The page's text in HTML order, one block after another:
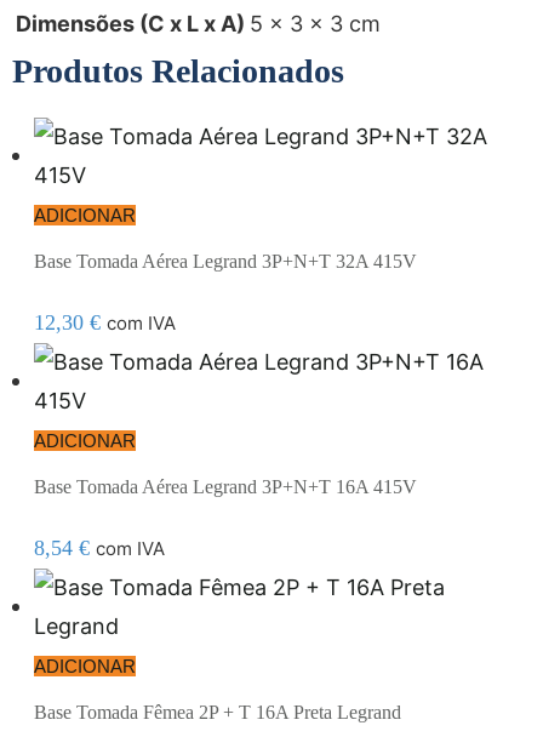
Dimensões (C x L x A) 5 × 3 × 3 cm
Produtos Relacionados
ADICIONAR
Base Tomada Aérea Legrand 3P+N+T 32A 415V
12,30 € com IVA
ADICIONAR
Base Tomada Aérea Legrand 3P+N+T 16A 415V
8,54 € com IVA
ADICIONAR
Base Tomada Fêmea 2P + T 16A Preta Legrand